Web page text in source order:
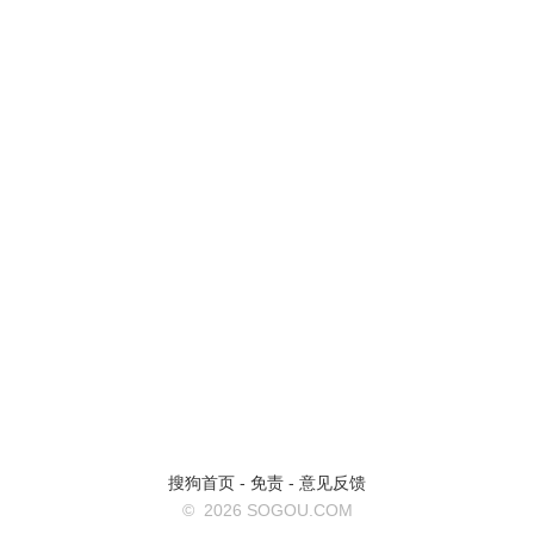
搜狗首页 - 免责 - 意见反馈
© 2026 SOGOU.COM